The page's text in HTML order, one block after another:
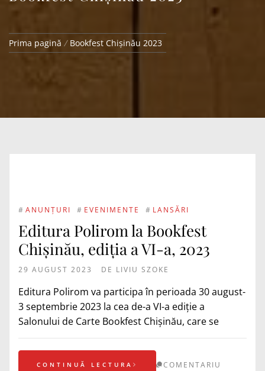
Prima pagină Bookfest Chișinău 2023
# ANUNȚURI # EVENIMENTE # LANSĂRI
Editura Polirom la Bookfest
Chişinău, ediţia a VI-a, 2023
29 AUGUST 2023 DE LIVIU SZOKE
Editura Polirom va participa în perioada 30 august-
3 septembrie 2023 la cea de-a VI-a ediție a
Salonului de Carte Bookfest Chişinău, care se
CONTINUĂ LECTURA COMENTARIU